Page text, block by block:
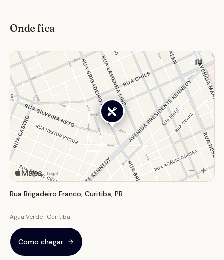
elásticas e piscina de bolinhas.
Onde fica
Rua Brigadeiro Franco, Curitiba, PR
Água Verde · Curitiba
Como chegar